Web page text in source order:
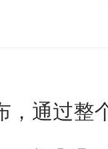
，通过整